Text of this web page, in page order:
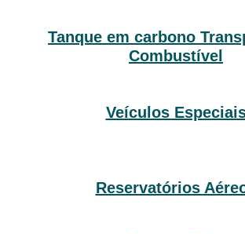
Tanque em carbono
Combustível
Veículos
Reservatórios